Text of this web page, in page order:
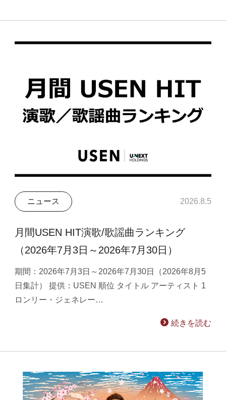
ニュース 2026.8.5
月間USEN HIT演歌/歌謡曲ランキング
（2026年7月3日～2026年7月30日）
期間：2026年7月3日～2026年7月30日（2026年8月5
日集計） 提供：USEN 順位 タイトル アーティスト 1
ロンリー・ジェネレー…
続きを読む